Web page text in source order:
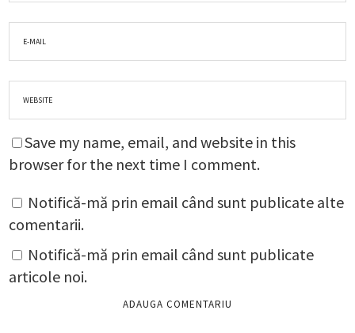
Save my name, email, and website in this
browser for the next time I comment.
Notifică-mă prin email când sunt publicate alte
comentarii.
Notifică-mă prin email când sunt publicate
articole noi.